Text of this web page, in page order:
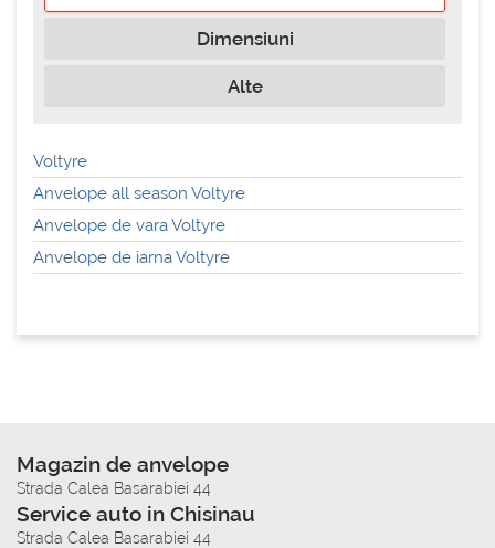
Dimensiuni
Alte
Voltyre
Anvelope all season Voltyre
Anvelope de vara Voltyre
Anvelope de iarna Voltyre
Magazin de anvelope
Strada Calea Basarabiei 44
Service auto in Chisinau
Strada Calea Basarabiei 44